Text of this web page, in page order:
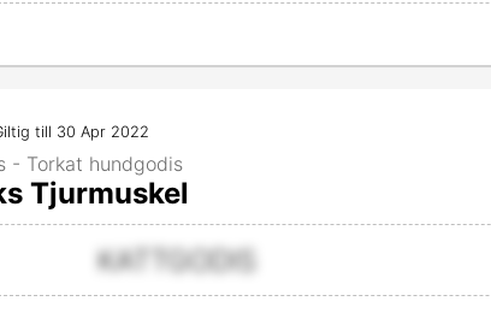
till 30 Apr 2022
- Torkat hundgodis
Tjurmuskel
KATTGODIS